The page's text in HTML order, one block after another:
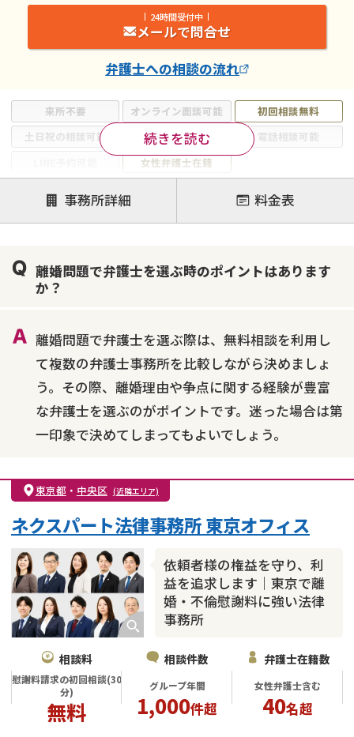
来所不要 オンライン面談可能
初回相談無料
土日祝の相談可能
19時以降電話可能
電話相談可能
女性弁護士在籍
注力案件
離婚前相談
離婚調停
離婚裁判
不貞・不倫慰謝料請求
国際離婚
養育費問題
財産分与
続きを読む
24時間受付中
メールで問合せ
弁護士への相談の流れ
事務所詳細 料金表
離婚問題で弁護士を選ぶ時のポイントはあります
か？
離婚問題で弁護士を選ぶ際は、無料相談を利用し
て複数の弁護士事務所を比較しながら決めましょ
う。その際、離婚理由や争点に関する経験が豊富
な弁護士を選ぶのがポイントです。迷った場合は第
一印象で決めてしまってもよいでしょう。
東京都 ・ 中央区 (近隣エリア)
依頼者様の権益を守り、利
益を追求します｜東京で離
婚・不倫慰謝料に強い法律
事務所
ネクスパート法律事務所 東京オフィス
相談料
慰謝料請求の初回相談(30
分)
無料
相談件数
グループ年間
1,000件超
弁護士在籍数
女性弁護士含む
40名超